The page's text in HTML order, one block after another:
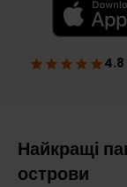
Найкращі
острови